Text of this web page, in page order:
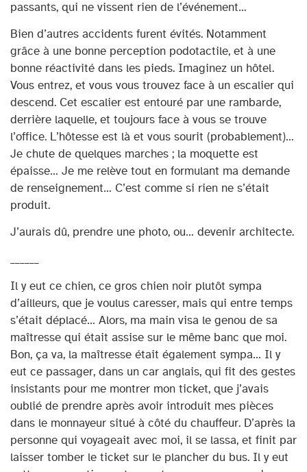
passants, qui ne vissent rien de l’événement…
Bien d’autres accidents furent évités. Notamment
grâce à une bonne perception podotactile, et à une
bonne réactivité dans les pieds. Imaginez un hôtel.
Vous entrez, et vous vous trouvez face à un escalier qui
descend. Cet escalier est entouré par une rambarde,
derrière laquelle, et toujours face à vous se trouve
l’office. L’hôtesse est là et vous sourit (probablement)…
Je chute de quelques marches ; la moquette est
épaisse… Je me relève tout en formulant ma demande
de renseignement… C’est comme si rien ne s’était
produit.
J’aurais dû, prendre une photo, ou… devenir architecte.
Il y eut ce chien, ce gros chien noir plutôt sympa
d’ailleurs, que je voulus caresser, mais qui entre temps
s’était déplacé… Alors, ma main visa le genou de sa
maîtresse qui était assise sur le même banc que moi.
Bon, ça va, la maîtresse était également sympa… Il y
eut ce passager, dans un car anglais, qui fit des gestes
insistants pour me montrer mon ticket, que j’avais
oublié de prendre après avoir introduit mes pièces
dans le monnayeur situé à côté du chauffeur. D’après la
personne qui voyageait avec moi, il se lassa, et finit par
laisser tomber le ticket sur le plancher du bus. Il y eut